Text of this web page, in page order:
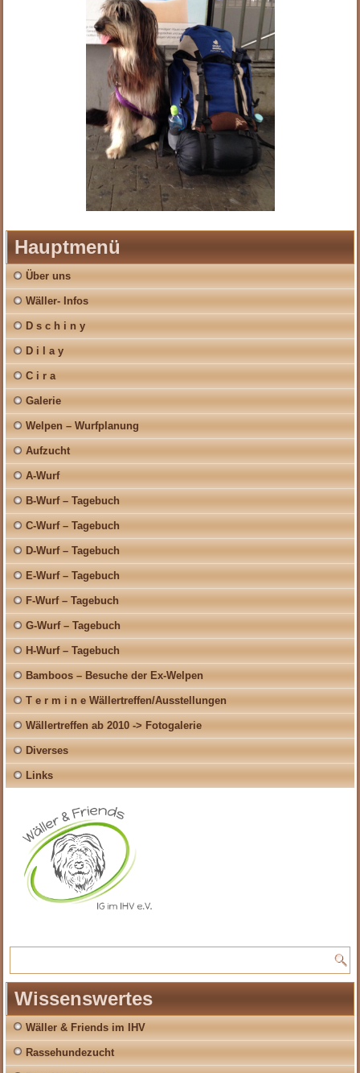
Hauptmenü
Über uns
Wäller- Infos
D s c h i n y
D i l a y
C i r a
Galerie
Welpen – Wurfplanung
Aufzucht
A-Wurf
B-Wurf – Tagebuch
C-Wurf – Tagebuch
D-Wurf – Tagebuch
E-Wurf – Tagebuch
F-Wurf – Tagebuch
G-Wurf – Tagebuch
H-Wurf – Tagebuch
Bamboos – Besuche der Ex-Welpen
T e r m i n e Wällertreffen/Ausstellungen
Wällertreffen ab 2010 -> Fotogalerie
Diverses
Links
Wissenswertes
Wäller & Friends im IHV
Rassehundezucht